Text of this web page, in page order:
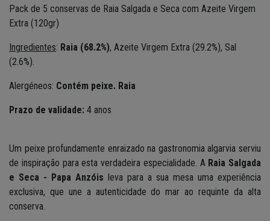
Pack de 5 conservas de Raia Salgada e Seca com Azeite Virgem
Extra (120gr)
Ingredientes: Raia (68.2%), Azeite Virgem Extra (29.2%), Sal
(2.6%).
Alergéneos: Contém peixe. Raia
Prazo de validade: 4 anos
Um peixe profundamente enraizado na gastronomia algarvia serviu
de inspiração para esta verdadeira especialidade. A Raia Salgada
e Seca - Papa Anzóis leva para a sua mesa uma experiência
exclusiva, que une a autenticidade do mar ao requinte da alta
conserva.